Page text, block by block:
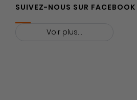
SUIVEZ-NOUS SUR FACEBOOK
Voir plus...